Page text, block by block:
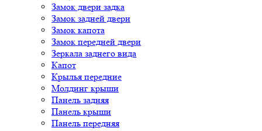
Замок двери задка
Замок задней двери
Замок капота
Замок передней двери
Зеркала заднего вида
Капот
Крылья передние
Молдинг крыши
Панель задняя
Панель крыши
Панель передняя